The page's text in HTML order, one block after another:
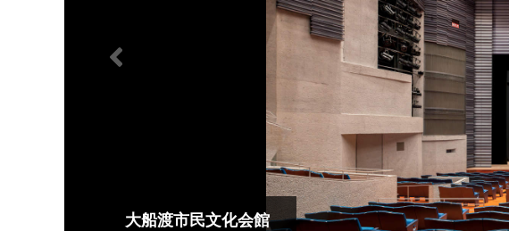
大船渡市民文化会館